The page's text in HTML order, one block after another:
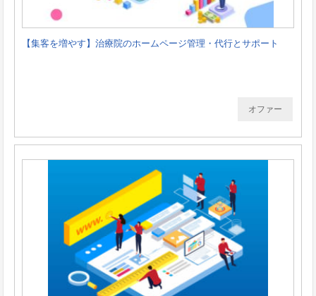
【集客を増やす】治療院のホームページ管理・代行とサポート
オファー